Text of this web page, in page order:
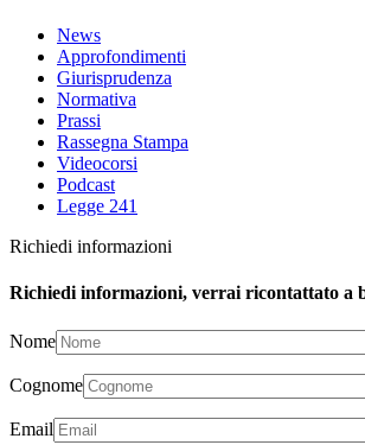
News
Approfondimenti
Giurisprudenza
Normativa
Prassi
Rassegna Stampa
Videocorsi
Podcast
Legge 241
Richiedi informazioni
Richiedi informazioni, verrai ricontattato a
Nome
Cognome
Email